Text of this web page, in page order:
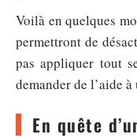
Voilà en quelques
permettront de
pas appliquer tout
demander de l’aide
En quête